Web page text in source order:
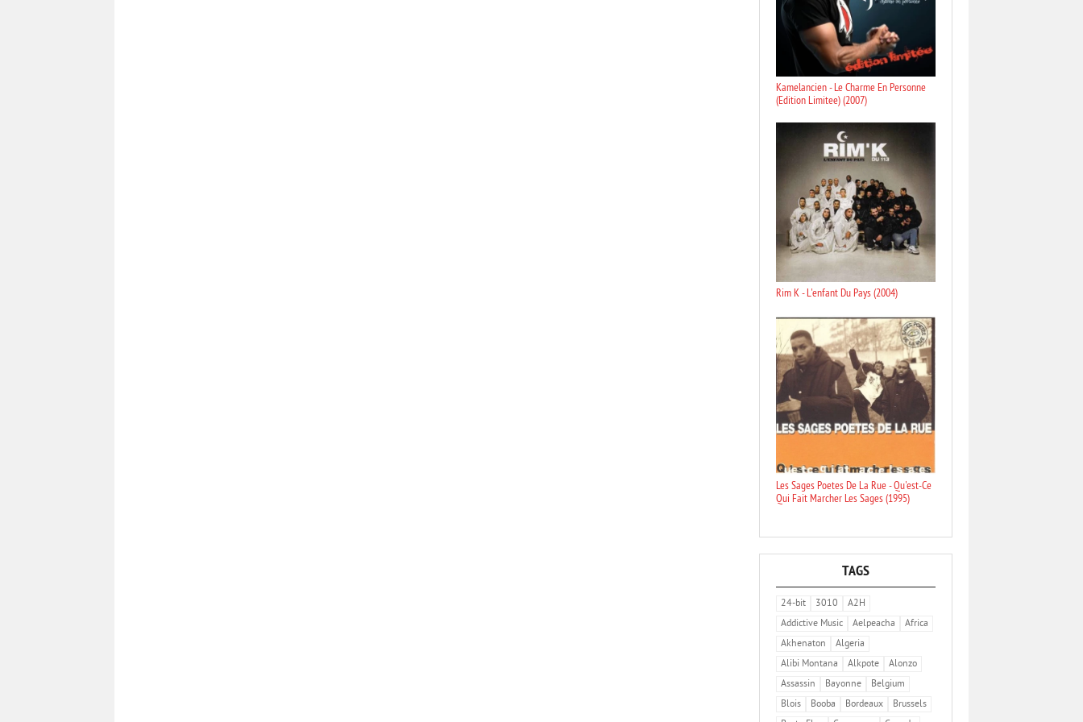
Kamelancien - Le Charme En Personne
(Edition Limitee) (2007)
Rim K - L'enfant Du Pays (2004)
Les Sages Poetes De La Rue - Qu'est-Ce
Qui Fait Marcher Les Sages (1995)
TAGS
24-bit 3010
A2H
Addictive Music
Aelpeacha
Africa
Akhenaton
Algeria
Alibi Montana
Alkpote
Alonzo
Assassin
Bayonne
Belgium
Blois
Booba Bordeaux
Brussels